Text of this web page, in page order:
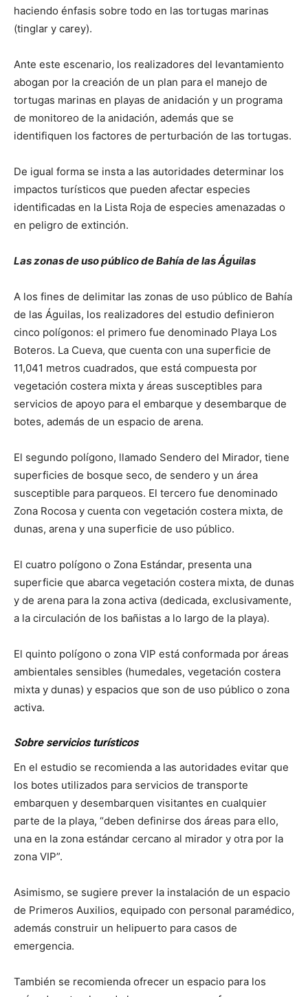
haciendo énfasis sobre todo en las tortugas marinas
(tinglar y carey).
Ante este escenario, los realizadores del levantamiento
abogan por la creación de un plan para el manejo de
tortugas marinas en playas de anidación y un programa
de monitoreo de la anidación, además que se
identifiquen los factores de perturbación de las tortugas.
De igual forma se insta a las autoridades determinar los
impactos turísticos que pueden afectar especies
identificadas en la Lista Roja de especies amenazadas o
en peligro de extinción.
Las zonas de uso público de Bahía de las Águilas
A los fines de delimitar las zonas de uso público de Bahía
de las Águilas, los realizadores del estudio definieron
cinco polígonos: el primero fue denominado Playa Los
Boteros. La Cueva, que cuenta con una superficie de
11,041 metros cuadrados, que está compuesta por
vegetación costera mixta y áreas susceptibles para
servicios de apoyo para el embarque y desembarque de
botes, además de un espacio de arena.
El segundo polígono, llamado Sendero del Mirador, tiene
superficies de bosque seco, de sendero y un área
susceptible para parqueos. El tercero fue denominado
Zona Rocosa y cuenta con vegetación costera mixta, de
dunas, arena y una superficie de uso público.
El cuatro polígono o Zona Estándar, presenta una
superficie que abarca vegetación costera mixta, de dunas
y de arena para la zona activa (dedicada, exclusivamente,
a la circulación de los bañistas a lo largo de la playa).
El quinto polígono o zona VIP está conformada por áreas
ambientales sensibles (humedales, vegetación costera
mixta y dunas) y espacios que son de uso público o zona
activa.
Sobre servicios turísticos
En el estudio se recomienda a las autoridades evitar que
los botes utilizados para servicios de transporte
embarquen y desembarquen visitantes en cualquier
parte de la playa, “deben definirse dos áreas para ello,
una en la zona estándar cercano al mirador y otra por la
zona VIP”.
Asimismo, se sugiere prever la instalación de un espacio
de Primeros Auxilios, equipado con personal paramédico,
además construir un helipuerto para casos de
emergencia.
También se recomienda ofrecer un espacio para los